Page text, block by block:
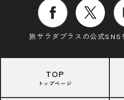
旅サラダプラスの公式SNS
TOP
トップページ